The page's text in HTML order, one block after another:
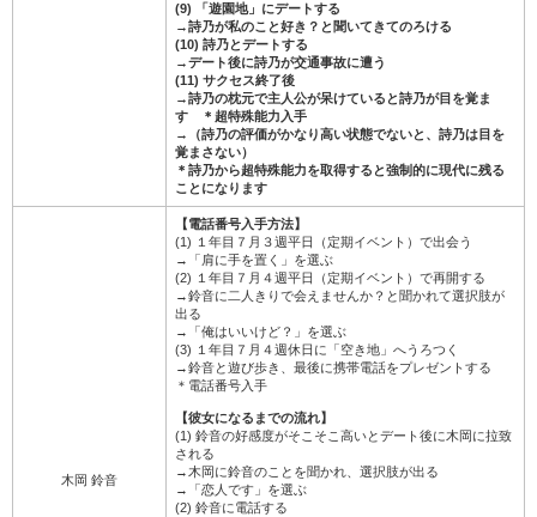
(9) 「遊園地」にデートする
→詩乃が私のこと好き？と聞いてきてのろける
(10) 詩乃とデートする
→デート後に詩乃が交通事故に遭う
(11) サクセス終了後
→詩乃の枕元で主人公が呆けていると詩乃が目を覚ま
す ＊超特殊能力入手
→（詩乃の評価がかなり高い状態でないと、詩乃は目を
覚まさない）
＊詩乃から超特殊能力を取得すると強制的に現代に残る
ことになります
木岡 鈴音
【電話番号入手方法】
(1) １年目７月３週平日（定期イベント）で出会う
→「肩に手を置く」を選ぶ
(2) １年目７月４週平日（定期イベント）で再開する
→鈴音に二人きりで会えませんか？と聞かれて選択肢が
出る
→「俺はいいけど？」を選ぶ
(3) １年目７月４週休日に「空き地」へうろつく
→鈴音と遊び歩き、最後に携帯電話をプレゼントする
＊電話番号入手
【彼女になるまでの流れ】
(1) 鈴音の好感度がそこそこ高いとデート後に木岡に拉致
される
→木岡に鈴音のことを聞かれ、選択肢が出る
→「恋人です」を選ぶ
(2) 鈴音に電話する